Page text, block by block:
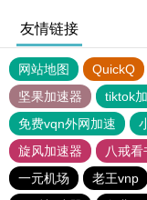
友情链接
网站地图 QuickQ
坚果加速器
tiktok
免费vqn外网加速
旋风加速器
八戒看
一元机场
老王vnp